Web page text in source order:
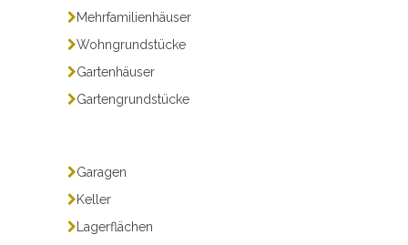
Mehrfamilienhäuser
Wohngrundstücke
Gartenhäuser
Gartengrundstücke
Garagen
Keller
Lagerflächen